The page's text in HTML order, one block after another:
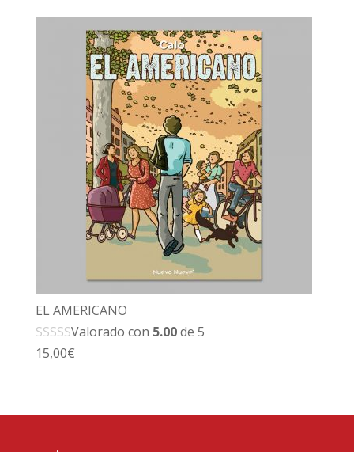
EL AMERICANO
Valorado con 5.00de 5
15,00€